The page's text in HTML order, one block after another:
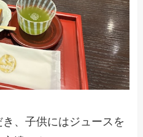
、子供にはジュースを